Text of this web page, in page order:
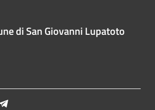
di San Giovanni Lupatoto